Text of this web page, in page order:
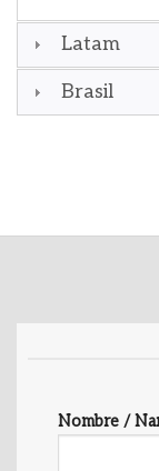
Latam
Brasil
Nombre /